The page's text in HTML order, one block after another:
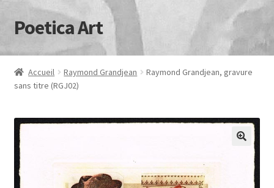
Aller
à
la
navigation
Aller
au
contenu
Poetica Art
Accueil Raymond Grandjean
Raymond Grandjean, gravure
sans titre (RGJ02)